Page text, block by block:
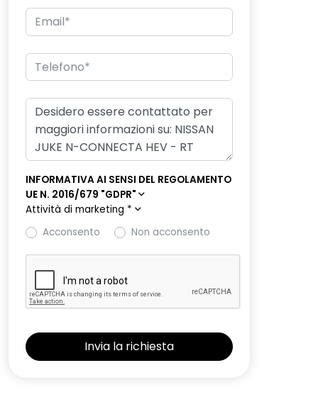
INFORMATIVA AI SENSI DEL REGOLAMENTO
UE N. 2016/679 "GDPR"
Attività di marketing *
Acconsento
Non acconsento